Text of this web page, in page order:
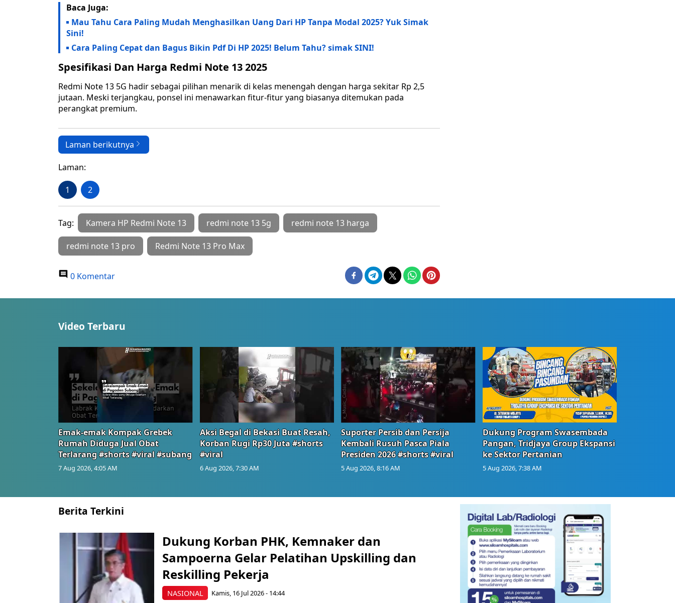
Baca Juga:
Mau Tahu Cara Paling Mudah Menghasilkan Uang Dari HP Tanpa Modal 2025? Yuk Simak
Sini!
Cara Paling Cepat dan Bagus Bikin Pdf Di HP 2025! Belum Tahu? simak SINI!
Spesifikasi Dan Harga Redmi Note 13 2025
Redmi Note 13 5G hadir sebagai pilihan menarik di kelas menengah dengan harga sekitar Rp 2,5
jutaan. Meski terjangkau, ponsel ini menawarkan fitur-fitur yang biasanya ditemukan pada
perangkat premium.
Laman berikutnya
Laman:
1 2
Tag: Kamera HP Redmi Note 13 redmi note 13 5g redmi note 13 harga
redmi note 13 pro Redmi Note 13 Pro Max
0 Komentar
Video Terbaru
Emak-emak Kompak Grebek
Rumah Diduga Jual Obat
Terlarang #shorts #viral #subang
7 Aug 2026, 4:05 AM
Aksi Begal di Bekasi Buat Resah,
Korban Rugi Rp30 Juta #shorts
#viral
6 Aug 2026, 7:30 AM
Suporter Persib dan Persija
Kembali Rusuh Pasca Piala
Presiden 2026 #shorts #viral
5 Aug 2026, 8:16 AM
Dukung Program Swasembada
Pangan, Tridjaya Group Ekspansi
ke Sektor Pertanian
5 Aug 2026, 7:38 AM
Berita Terkini
NASIONAL
Dukung Korban PHK, Kemnaker dan
Sampoerna Gelar Pelatihan Upskilling dan
Reskilling Pekerja
Kamis, 16 Jul 2026 - 14:44